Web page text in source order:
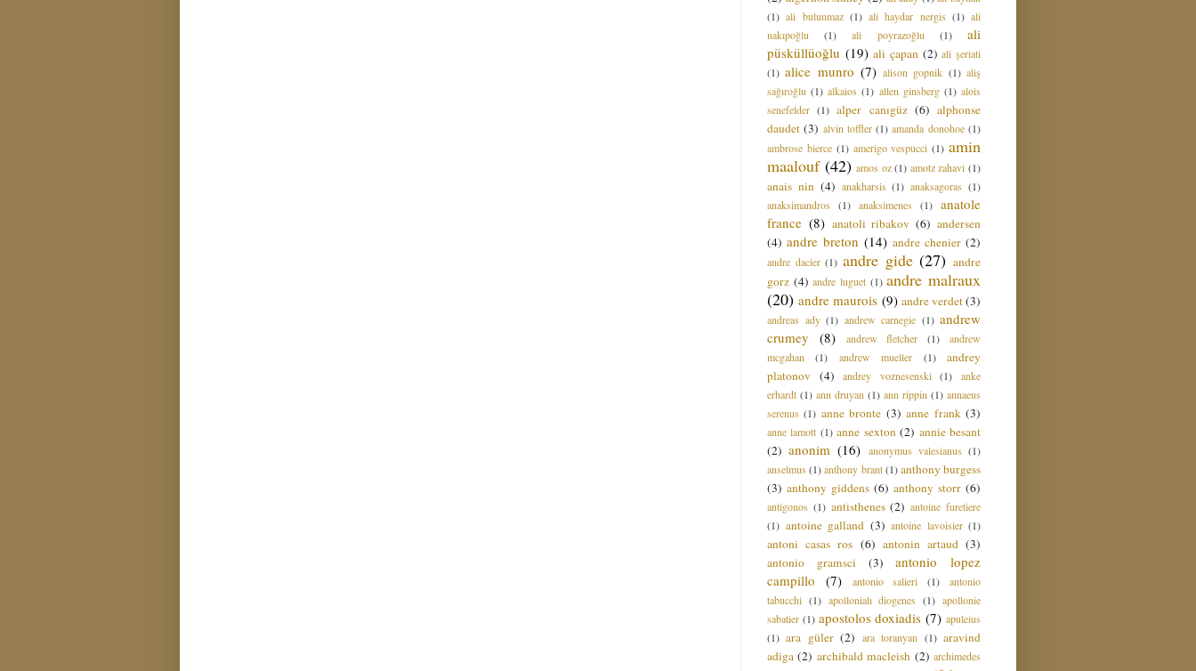
(1) ali bulunmaz (1) ali haydar nergis (1) ali
nakıpoğlu
(1) ali poyrazoğlu (1)
ali
püsküllüoğlu (19) ali çapan (2) ali şeriati
(1) alice munro (7) alison gopnik (1) aliş
sağıroğlu (1) alkaios (1) allen ginsberg (1) alois
senefelder (1) alper canıgüz (6) alphonse
daudet (3) alvin toffler (1) amanda donohoe (1)
ambrose bierce (1) amerigo vespucci (1) amin
maalouf (42) amos oz (1) amotz zahavi (1)
anais nin (4) anakharsis (1) anaksagoras (1)
anaksimandros
(1) anaksimenes (1) anatole
france (8) anatoli ribakov (6) andersen
(4) andre breton (14) andre chenier (2)
andre dacier (1) andre gide (27) andre
gorz (4) andre luguet (1) andre malraux
(20) andre maurois (9) andre verdet(3)
andreas ady (1) andrew carnegie (1) andrew
crumey
(8) andrew fletcher (1)
andrew
mcgahan
(1) andrew mueller (1)
andrey
platonov (4) andrey voznesenski (1)
anke
erhardt (1) ann druyan (1) ann rippin (1) annaeus
serenus (1) anne bronte (3) anne frank (3)
anne lamott (1) anne sexton (2) annie besant
(2) anonim (16) anonymus valesianus (1)
anselmus (1) anthony brant (1) anthony burgess
(3) anthony giddens (6) anthony storr (6)
antigonos (1) antisthenes (2) antoine furetiere
(1) antoine galland (3) antoine lavoisier (1)
antoni casas ros (6) antonin artaud (3)
antonio gramsci
(3)
antonio lopez
campillo
(7) antonio salieri (1)
antonio
tabucchi (1) apollonialı diogenes (1) apollonie
sabatier (1) apostolos doxiadis (7) apuleius
(1) ara güler (2) ara toranyan (1) aravind
adiga (2) archibald macleish (2) archimedes